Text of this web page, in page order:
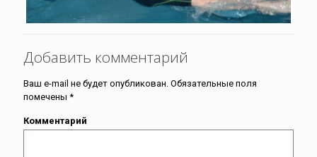
Добавить комментарий
Ваш e-mail не будет опубликован. Обязательные поля
помечены *
Комментарий